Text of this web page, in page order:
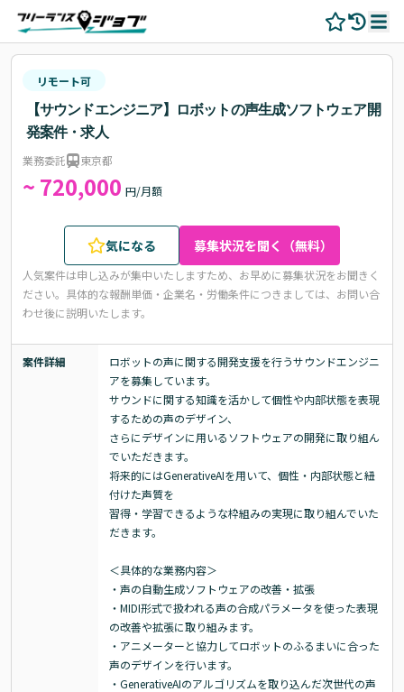
リモート可
【サウンドエンジニア】ロボットの声生成ソフトウェア開
発案件・求人
業務委託 東京都
~ 720,000 円/月額
気になる 募集状況を聞く（無料）
人気案件は申し込みが集中いたしますため、お早めに募集状況をお聞きく
ださい。 具体的な報酬単価・企業名・労働条件につきましては、お問い合
わせ後に説明いたします。
案件詳細
ロボットの声に関する開発支援を行うサウンドエンジニ
アを募集しています。
サウンドに関する知識を活かして個性や内部状態を表現
するための声のデザイン、
さらにデザインに用いるソフトウェアの開発に取り組ん
でいただきます。
将来的にはGenerativeAIを用いて、個性・内部状態と紐
付けた声質を
習得・学習できるような枠組みの実現に取り組んでいた
だきます。
＜具体的な業務内容＞
・声の自動生成ソフトウェアの改善・拡張
・MIDI形式で扱われる声の合成パラメータを使った表現
の改善や拡張に取り組みます。
・アニメーターと協力してロボットのふるまいに合った
声のデザインを行います。
・GenerativeAIのアルゴリズムを取り込んだ次世代の声